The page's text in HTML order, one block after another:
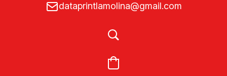
dataprintlamolina@gmail.com